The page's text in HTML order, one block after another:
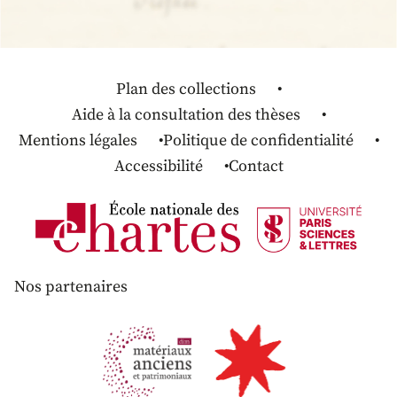
Plan des collections
Aide à la consultation des thèses
Mentions légales
Politique de confidentialité
Accessibilité
Contact
Nos partenaires